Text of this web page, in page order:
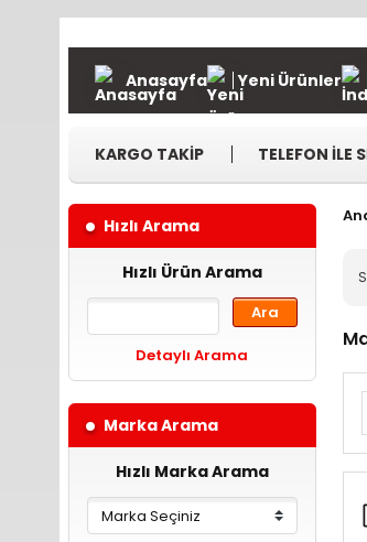
Anasayfa Yeni Ürünler
KARGO TAKİP TELEFON İLE
Hızlı Arama
Hızlı Ürün Arama
Ara
Detaylı Arama
Marka Arama
Hızlı Marka Arama